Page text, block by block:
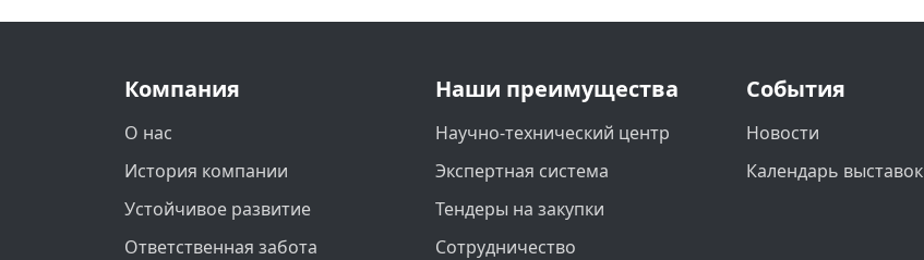
Компания
О нас
История компании
Устойчивое развитие
Ответственная забота
Наши преимущества
Научно-технический центр
Экспертная система
Тендеры на закупки
Сотрудничество
События
Новости
Календарь выставок